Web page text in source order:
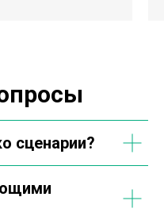
сценарии?